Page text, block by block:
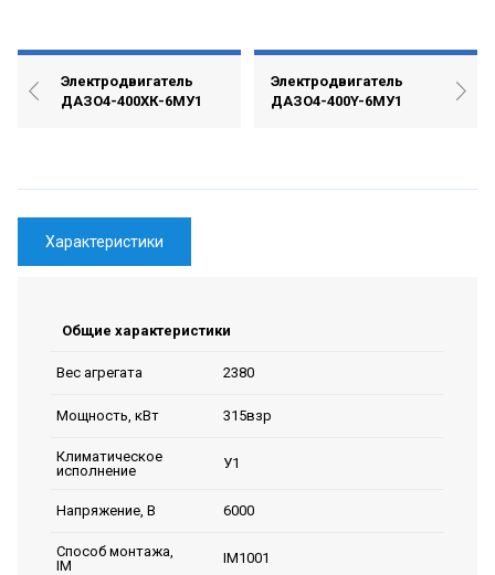
Электродвигатель
ДАЗО4-400ХК-6МУ1
Электродвигатель
ДАЗО4-400Y-6МУ1
Характеристики
Общие характеристики
Вес агрегата 2380
Мощность, кВт 315взр
Климатическое
исполнение
У1
Напряжение, В 6000
Способ монтажа,
IM
IM1001